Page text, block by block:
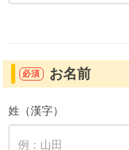
必須 お名前
姓（漢字）